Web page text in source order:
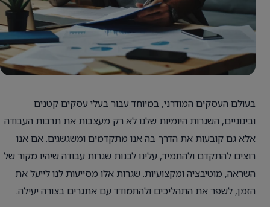
בעולם העסקים המודרני, במיוחד עבור בעלי עסקים קטנים
ובינוניים, השגרות היומיות שלנו לא רק מעצבות את תרבות העבודה
אלא גם קובעות את הדרך בה אנו מתקדמים ומשגשגים. אם אנו
רוצים להתקדם ולהתמיד, עלינו לבנות שגרות עבודה שיהיו מקור של
השראה, מוטיבציה ומקצועיות. שגרות אלו מסייעות לנו לייעל את
הזמן, לשפר את התהליכים ולהתמודד עם אתגרים בצורה יעילה.